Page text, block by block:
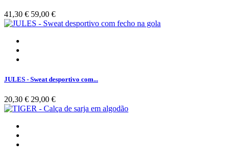
41,30 € 59,00 €
JULES - Sweat desportivo com...
20,30 € 29,00 €